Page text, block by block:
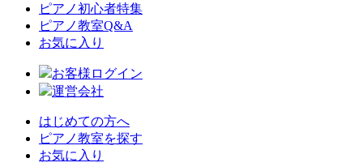
ピアノ初心者特集
ピアノ教室Q&A
お気に入り
お客様ログイン
運営会社
はじめての方へ
ピアノ教室を探す
お気に入り